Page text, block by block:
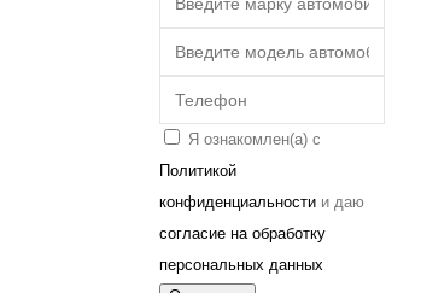
Я ознакомлен(а) с
Политикой
конфиденциальности и даю
согласие на обработку
персональных данных